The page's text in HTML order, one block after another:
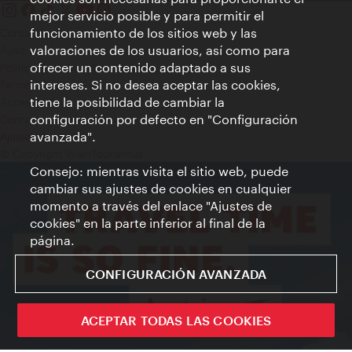
Contacto
Aviso legal
Política de privacidad de datos
Terms of Use
Accesibilidad
Contacto para la prensa
Ajustes de cookie
mejor servicio posible y para permitir el
funcionamiento de los sitios web y las
valoraciones de los usuarios, así como para
ofrecer un contenido adaptado a sus
intereses. Si no desea aceptar las cookies,
tiene la posibilidad de cambiar la
configuración por defecto en "Configuración
avanzada".
Consejo: mientras visita el sitio web, puede
cambiar sus ajustes de cookies en cualquier
momento a través del enlace "Ajustes de
cookies" en la parte inferior al final de la
página.
CONFIGURACIÓN AVANZADA
ACEPTAR TODAS LAS COOKIES